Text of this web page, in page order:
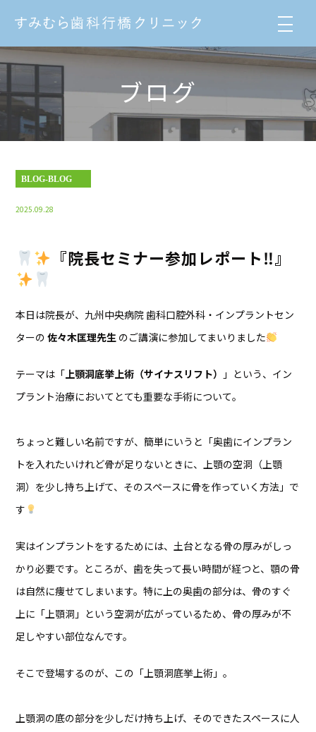
ブログ
BLOG-BLOG
2025.09.28
『院長セミナー参加レポート‼︎』
本日は院長が、九州中央病院 歯科口腔外科・インプラントセン
ターの佐々木匡理先生 のご講演に参加してまいりました
テーマは「 上顎洞底挙上術（サイナスリフト）
」という、イン
プラント治療においてとても重要な手術について。
ちょっと難しい名前ですが、簡単にいうと「奥歯にインプラン
トを入れたいけれど骨が足りないときに、上顎の空洞（上顎
洞）を少し持ち上げて、そのスペースに骨を作っていく方法」で
す
実はインプラントをするためには、土台となる骨の厚みがしっ
かり必要です。ところが、歯を失って長い時間が経つと、顎の骨
は自然に痩せてしまいます。特に上の奥歯の部分は、骨のすぐ
上に「上顎洞」という空洞が広がっているため、骨の厚みが不
足しやすい部位なんです。
そこで登場するのが、この「上顎洞底挙上術」。
上顎洞の底の部分を少しだけ持ち上げ、そのできたスペースに人